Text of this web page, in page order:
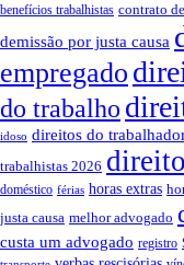
benefícios trabalhistas contrato
demissão por justa causa
empregado
do trabalho
idoso direitos do
trabalhistas 2026
doméstico férias horas extras
justa causa melhor advogado
custa um advogado registro